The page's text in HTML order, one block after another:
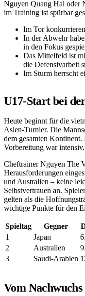
Nguyen Quang Hai oder
im Training ist spürbar
Im Tor
In der Abwehr
in den Fokus
Das Mittelfeld ist
die Defensivarbeit
Im Sturm herrscht
U17-Start bei
Heute beginnt für die
Asien-Turnier. Die
dem gesamten
Vorbereitung war intensiv.
Cheftrainer Nguyen The
Herausforderungen
und Australien – keine
Selbstvertrauen an.
gelten als die
wichtige Punkte für den
Spieltag Gegner
1
Japan
2
Australien
3
Saudi-Arabien
Vom